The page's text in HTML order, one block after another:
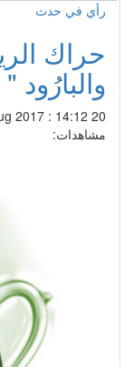
رأي في حدث
حراك
والبارُود "
20 Aug 2017 : 14:12
مشاهدات: